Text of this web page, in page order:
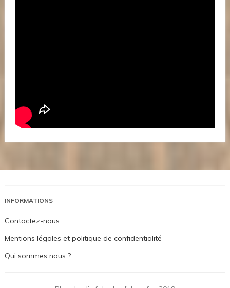
INFORMATIONS
Contactez-nous
Mentions légales et politique de confidentialité
Qui sommes nous ?